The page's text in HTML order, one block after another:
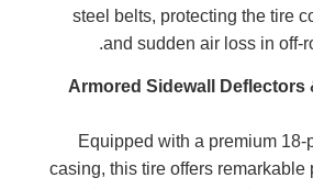
steel belts, protecting the tire
and sudden air loss in off-
3. Armored Sidewall
Equipped with a premium 18-
casing, this tire offers remarkable